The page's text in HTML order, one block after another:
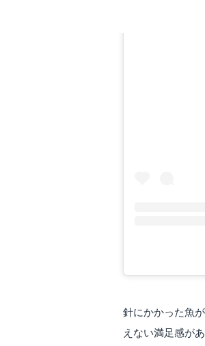
針にかかった魚
えない満足感が